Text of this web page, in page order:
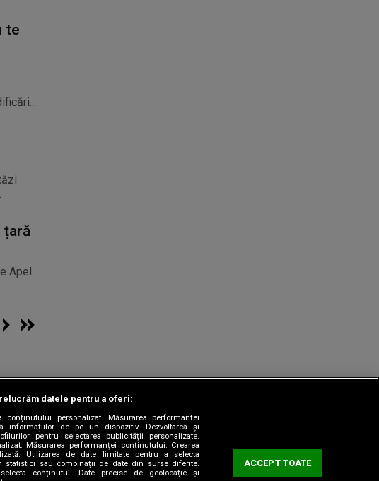
te
țară
Apel
Info| Codul etic|Sitemap
datele pentru a oferi:
conținutului personalizat. Măsurarea performanței
informațiilor de pe un dispozitiv. Dezvoltarea și
pentru selectarea publicității personalizate.
Măsurarea performanței conținutului. Crearea
Utilizarea de date limitate pentru a selecta
statistici sau combinații de date din surse diferite.
conținutul. Date precise de geolocație și
ACCEPT TOATE